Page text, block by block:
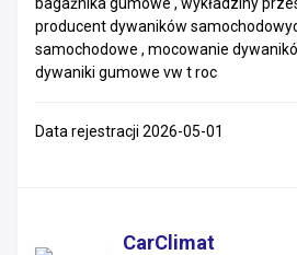
producent dywaników
samochodowe , mocowanie
dywaniki gumowe vw t roc
Data rejestracji 2026-05-01
CarClimat